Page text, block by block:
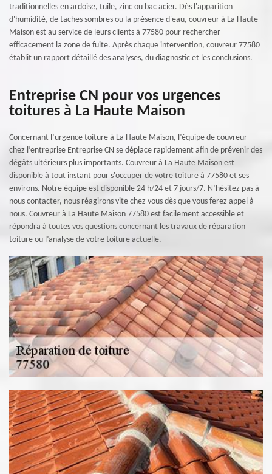
traditionnelles en ardoise, tuile, zinc ou bac acier. Dès l'apparition
d'humidité, de taches sombres ou la présence d'eau, couvreur à La Haute
Maison est au service de leurs clients à 77580 pour rechercher
efficacement la zone de fuite. Après chaque intervention, couvreur 77580
établit un rapport détaillé des analyses, du diagnostic et les conclusions.
Entreprise CN pour vos urgences
toitures à La Haute Maison
Concernant l’urgence toiture à La Haute Maison, l’équipe de couvreur
chez l’entreprise Entreprise CN se déplace rapidement afin de prévenir des
dégâts ultérieurs plus importants. Couvreur à La Haute Maison est
disponible à tout instant pour s'occuper de votre toiture à 77580 et ses
environs. Notre équipe est disponible 24 h/24 et 7 jours/7. N’hésitez pas à
nous contacter, nous réagirons vite chez vous dès que vous ferez appel à
nous. Couvreur à La Haute Maison 77580 est facilement accessible et
répondra à toutes vos questions concernant les travaux de réparation
toiture ou l’analyse de votre toiture actuelle.